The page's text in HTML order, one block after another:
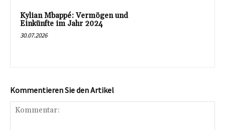
Kylian Mbappé: Vermögen und
Einkünfte im Jahr 2024
30.07.2026
Kommentieren Sie den Artikel